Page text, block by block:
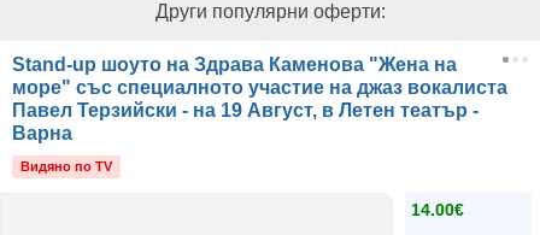
Други популярни оферти:
Stand-up шоуто на Здрава Каменова "Жена на
море" със специалното участие на джаз вокалиста
Павел Терзийски - на 19 Август, в Летен театър -
Варна
Видяно по TV
14.00€